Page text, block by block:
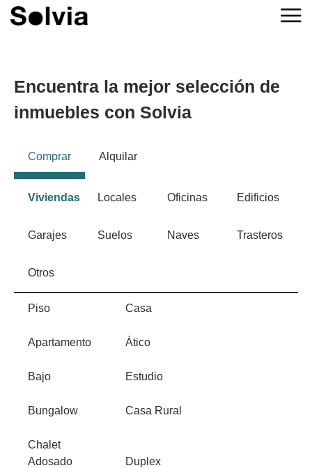
Encuentra la mejor selección de
inmuebles con Solvia
Comprar Alquilar
Viviendas Locales Oficinas Edificios
Garajes Suelos Naves Trasteros
Otros
Piso Casa
Apartamento Ático
Bajo Estudio
Bungalow Casa Rural
Chalet
Adosado
Duplex